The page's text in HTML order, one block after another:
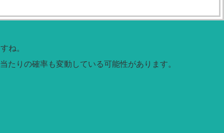
ね。
りの確率も変動している可能性があります。